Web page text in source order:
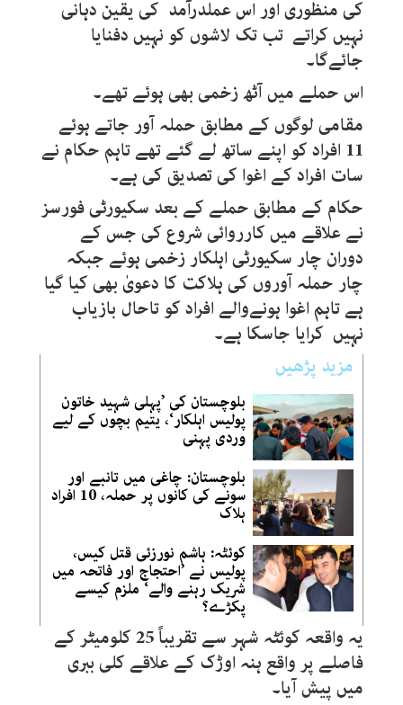
کی منظوری اور اس عملدرآمد کی یقین دہانی
نہیں کراتے تب تک لاشوں کو نہیں دفنایا
جائےگا۔
اس حملے میں آٹھ زخمی بھی ہوئے تھے۔
مقامی لوگوں کے مطابق حملہ آور جاتے ہوئے
11 افراد کو اپنے ساتھ لے گئے تھے تاہم حکام نے
سات افراد کے اغوا کی تصدیق کی ہے۔
حکام کے مطابق حملے کے بعد سکیورٹی فورسز
نے علاقے میں کارروائی شروع کی جس کے
دوران چار سکیورٹی اہلکار زخمی ہوئے جبکہ
چار حملہ آوروں کی ہلاکت کا دعویٰ بھی کیا گیا
ہے تاہم اغوا ہونےوالے افراد کو تاحال بازیاب
نہیں کرایا جاسکا ہے۔
مزید پڑھیں
بلوچستان کی ’پہلی شہید خاتون
پولیس اہلکار‘، یتیم بچوں کے لیے
وردی پہنی
بلوچستان: چاغی میں تانبے اور
سونے کی کانوں پر حملہ، 10 افراد
ہلاک
کوئٹہ: ہاشم نورزئی قتل کیس،
پولیس نے ’احتجاج اور فاتحہ میں
شریک رہنے والے‘ ملزم کیسے
پکڑے؟
یہ واقعہ کوئٹہ شہر سے تقریباً 25 کلومیٹر کے
فاصلے پر واقع ہنہ اوڑک کے علاقے کلی ببری
میں پیش آیا۔